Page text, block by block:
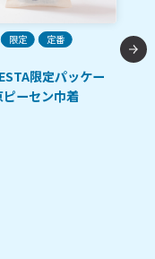
限定 定番
限定パッケー
ピーセン巾着